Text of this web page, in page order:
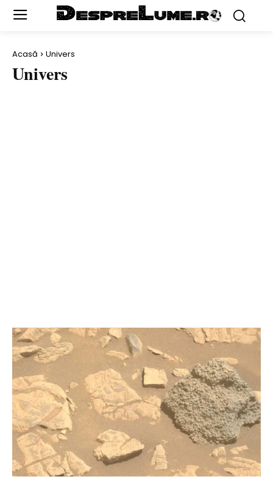
Acasă Univers
Univers